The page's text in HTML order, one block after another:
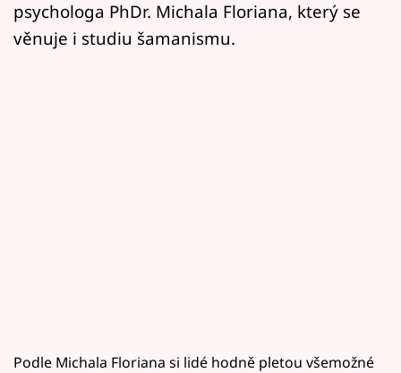
Sledujte nás
psychologa PhDr. Michala Floriana, který se
věnuje i studiu šamanismu.
Podle Michala Floriana si lidé hodně pletou všemožné